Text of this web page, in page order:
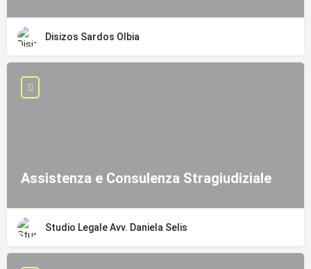
Disizos Sardos Olbia
Assistenza e Consulenza Stragiudiziale
Studio Legale Avv. Daniela Selis